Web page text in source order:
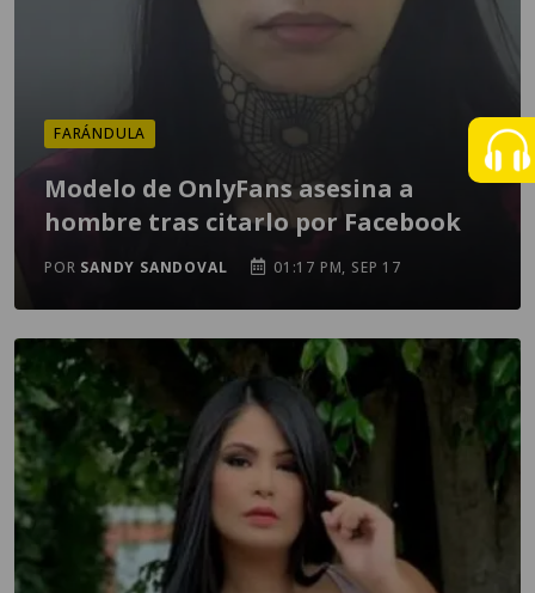
FARÁNDULA
Modelo de OnlyFans asesina a
hombre tras citarlo por Facebook
POR SANDY SANDOVAL 01:17 PM, SEP 17